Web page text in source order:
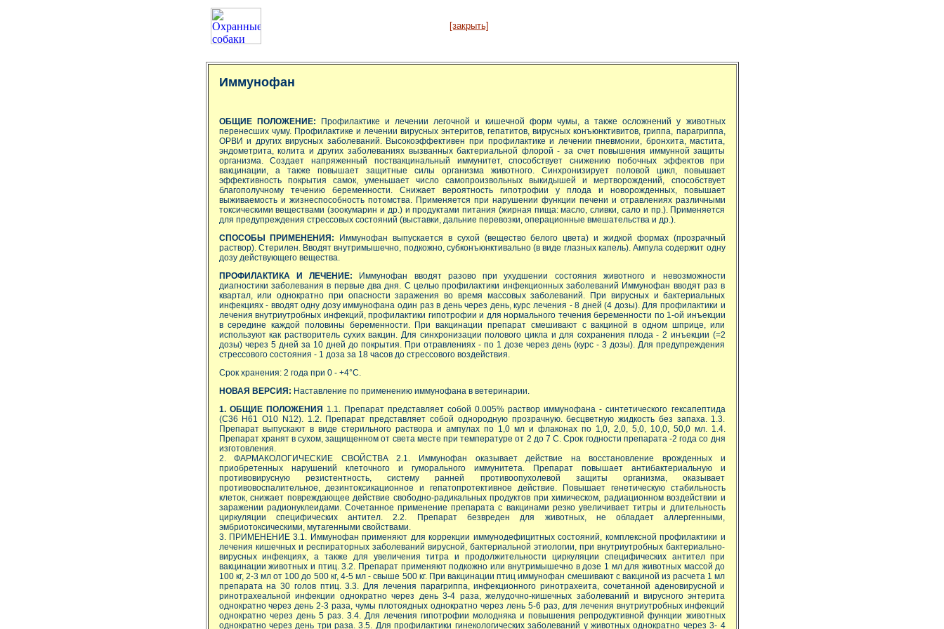
[закрыть]
Иммунофан
ОБЩИЕ ПОЛОЖЕНИЕ: Профилактике и лечении легочной и кишечной форм чумы, а также осложнений у животных
перенесших чуму. Профилактике и лечении вирусных энтеритов, гепатитов, вирусных конъюнктивитов, гриппа, парагриппа,
ОРВИ и других вирусных заболеваний. Высокоэффективен при профилактике и лечении пневмонии, бронхита, мастита,
эндометрита, колита и других заболеваниях вызванных бактериальной флорой - за счет повышения иммунной защиты
организма. Создает напряженный поствакцинальный иммунитет, способствует снижению побочных эффектов при
вакцинации, а также повышает защитные силы организма животного. Синхронизирует половой цикл, повышает
эффективность покрытия самок, уменьшает число самопроизвольных выкидышей и мертворождений, способствует
благополучному течению беременности. Снижает вероятность гипотрофии у плода и новорожденных, повышает
выживаемость и жизнеспособность потомства. Применяется при нарушении функции печени и отравлениях различными
токсическими веществами (зоокумарин и др.) и продуктами питания (жирная пища: масло, сливки, сало и пр.). Применяется
для предупреждения стрессовых состояний (выставки, дальние перевозки, операционные вмешательства и др.).
СПОСОБЫ ПРИМЕНЕНИЯ: Иммунофан выпускается в сухой (вещество белого цвета) и жидкой формах (прозрачный
раствор). Стерилен. Вводят внутримышечно, подкожно, субконъюнктивально (в виде глазных капель). Ампула содержит одну
дозу действующего вещества.
ПРОФИЛАКТИКА И ЛЕЧЕНИЕ: Иммунофан вводят разово при ухудшении состояния животного и невозможности
диагностики заболевания в первые два дня. С целью профилактики инфекционных заболеваний Иммунофан вводят раз в
квартал, или однократно при опасности заражения во время массовых заболеваний. При вирусных и бактериальных
инфекциях - вводят одну дозу иммунофана один раз в день через день, курс лечения - 8 дней (4 дозы). Для профилактики и
лечения внутриутробных инфекций, профилактики гипотрофии и для нормального течения беременности по 1-ой инъекции
в середине каждой половины беременности. При вакцинации препарат смешивают с вакциной в одном шприце, или
используют как растворитель сухих вакцин. Для синхронизации полового цикла и для сохранения плода - 2 инъекции (=2
дозы) через 5 дней за 10 дней до покрытия. При отравлениях - по 1 дозе через день (курс - 3 дозы). Для предупреждения
стрессового состояния - 1 доза за 18 часов до стрессового воздействия.
Срок хранения: 2 года при 0 - +4°С.
НОВАЯ ВЕРСИЯ: Наставление по применению иммунофана в ветеринарии.
1. ОБЩИЕ ПОЛОЖЕНИЯ 1.1. Препарат представляет собой 0.005% раствор иммунофана - синтетического гексапептида
(C36 H61 O10 N12). 1.2. Препарат представляет собой однородную прозрачную. бесцветную жидкость без запаха. 1.3.
Препарат выпускают в виде стерильного раствора и ампулах по 1,0 мл и флаконах по 1,0, 2,0, 5,0, 10,0, 50,0 мл. 1.4.
Препарат хранят в сухом, защищенном от света месте при температуре от 2 до 7 С. Срок годности препарата -2 года со дня
изготовления.
2. ФАРМАКОЛОГИЧЕСКИЕ СВОЙСТВА 2.1. Иммунофан оказывает действие на восстановление врожденных и
приобретенных нарушений клеточного и гуморального иммунитета. Препарат повышает антибактериальную и
противовирусную резистентность, систему ранней противоопухолевой защиты организма, оказывает
противовоспалительное, дезинтоксикационное и гепатопротективное действие. Повышает генетическую стабильность
клеток, снижает повреждающее действие свободно-радикальных продуктов при химическом, радиационном воздействии и
заражении радионуклеидами. Сочетанное применение препарата с вакцинами резко увеличивает титры и длительность
циркуляции специфических антител. 2.2. Препарат безвреден для животных, не обладает аллергенными,
эмбриотоксическими, мутагенными свойствами.
3. ПРИМЕНЕНИЕ 3.1. Иммунофан применяют для коррекции иммунодефицитных состояний, комплексной профилактики и
лечения кишечных и респираторных заболеваний вирусной, бактериальной этиологии, при внутриутробных бактериально-
вирусных инфекциях, а также для увеличения титра и продолжительности циркуляции специфических антител при
вакцинации животных и птиц. 3.2. Препарат применяют подкожно или внутримышечно в дозе 1 мл для животных массой до
100 кг, 2-3 мл от 100 до 500 кг, 4-5 мл - свыше 500 кг. При вакцинации птиц иммунофан смешивают с вакциной из расчета 1 мл
препарата на 30 голов птиц. 3.3. Для лечения парагриппа, инфекционного ринотрахеита, сочетанной аденовирусной и
ринотрахеальной инфекции однократно через день 3-4 раза, желудочно-кишечных заболеваний и вирусного энтерита
однократно через день 2-3 раза, чумы плотоядных однократно через лень 5-6 раз, для лечения внутриутробных инфекций
однократно через день 5 раз. 3.4. Для лечения гипотрофии молодняка и повышения репродуктивной функции животных
однократно через день три раза. 3.5. Для профилактики гинекологических заболеваний у животных однократно через 3- 4